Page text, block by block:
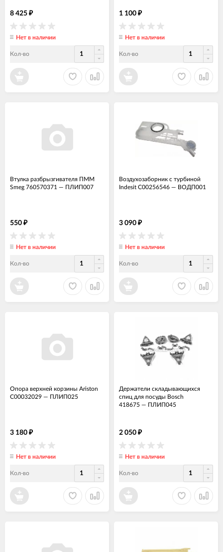
8 425 ₽
Нет в наличии
Кол-во
1 100 ₽
Нет в наличии
Кол-во
Втулка разбрызгивателя ПММ
Smeg 760570371 — ПЛИП007
550 ₽
Нет в наличии
Кол-во
Воздухозаборник с турбиной
Indesit C00256546 — ВОДП001
3 090 ₽
Нет в наличии
Кол-во
Опора верхней корзины Ariston
C00032029 — ПЛИП025
3 180 ₽
Нет в наличии
Кол-во
Держатели складывающихся
спиц для посуды Bosch
418675 — ПЛИП045
2 050 ₽
Нет в наличии
Кол-во